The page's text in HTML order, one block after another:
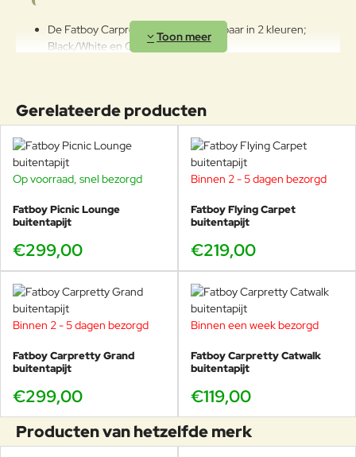
De Fatboy Carpretty Petit is verkrijgbaar in 2 kleuren;
Black/White en Cream/White.
Geschikt voor binnen en buiten gebruik.
Toch liever een groter formaat? Kies dan deCarpretty
Grand.
onze showroom in Voorschoten. U kunt hier
vrijwel de gehele outdoor collectie van Fatboy
uitproberen.
Heeft u vragen over de Carpretty serie, het merk Fatboy, of wilt u
zich misschien oriënteren op verschillende soorten aluminium
tuinstoelen? U bent van harte welkom in onze showroom in
Voorschoten om even rond te kijken of voor vrijblijvend advies.
IDEALE MAATJES
Dit Carpretty Petit buitentapijt is het ideale maatje van de
Picnic Loungeen hetFlying Carpetbuitentapijt.
Gerelateerde producten
Op voorraad, snel bezorgd
Fatboy Picnic Lounge
buitentapijt
€299,00
Binnen 2 - 5 dagen bezorgd
Fatboy Flying Carpet
buitentapijt
€219,00
Binnen 2 - 5 dagen bezorgd
Fatboy Carpretty Grand
buitentapijt
€299,00
Binnen een week bezorgd
Fatboy Carpretty Catwalk
buitentapijt
€119,00
Producten van hetzelfde merk